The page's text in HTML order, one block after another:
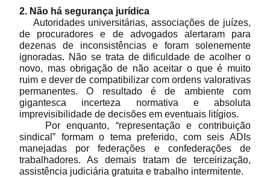
2. Não há segurança jurídica
Autoridades universitárias, associações de juízes,
de procuradores e de advogados alertaram para
dezenas de inconsistências e foram solenemente
ignoradas. Não se trata de dificuldade de acolher o
novo, mas obrigação de não aceitar o que é muito
ruim e dever de compatibilizar com ordens valorativas
permanentes. O resultado é de ambiente com
gigantesca incerteza normativa e absoluta
imprevisibilidade de decisões em eventuais litígios.
Por enquanto, “representação e contribuição
sindical” formam o tema preferido, com seis ADIs
manejadas por federações e confederações de
trabalhadores. As demais tratam de terceirização,
assistência judiciária gratuita e trabalho intermitente.